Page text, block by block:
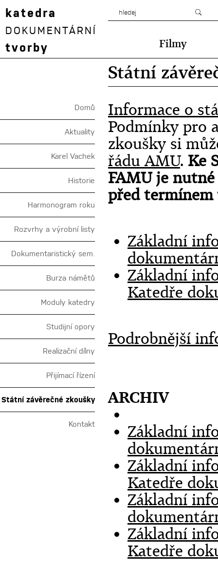
katedra
DOKUMENTÁRNÍ
tvorby Filmy
Domů
Aktuality
Karel Vachek
Historie
Harmonogram roku
Rozvrhy a výrobní listy
Dokumentaristický sem.
Burza námětů
Moduly katedry
Studijní opory
Realizační dílny
Přijímací řízení
Státní závěrečné zkoušky
Kontakt
Státní
Informace o
Podmínky pro
zkoušky si
řádu AMU. Ke
FAMU je
před
Základní
Základní
Katedře
Podrobnější
ARCHIV
Základní
Základní
Katedře
Základní
Základní
Katedře